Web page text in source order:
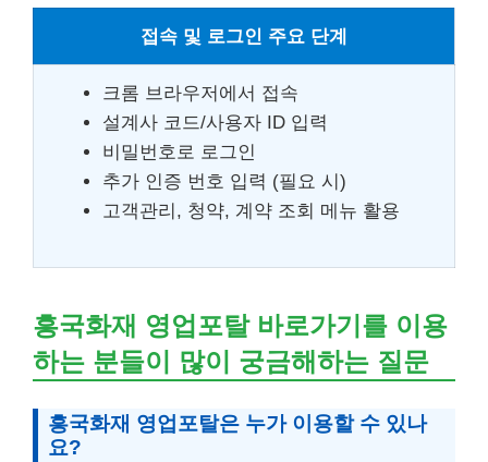
접속 및 로그인 주요 단계
크롬 브라우저에서 접속
설계사 코드/사용자 ID 입력
비밀번호로 로그인
추가 인증 번호 입력 (필요 시)
고객관리, 청약, 계약 조회 메뉴 활용
흥국화재 영업포탈 바로가기를 이용
하는 분들이 많이 궁금해하는 질문
흥국화재 영업포탈은 누가 이용할 수 있나
요?